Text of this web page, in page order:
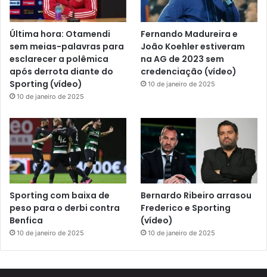
Última hora: Otamendi
sem meias-palavras para
esclarecer a polêmica
após derrota diante do
Sporting (vídeo)
10 de janeiro de 2025
Fernando Madureira e
João Koehler estiveram
na AG de 2023 sem
credenciação (vídeo)
10 de janeiro de 2025
Sporting com baixa de
peso para o derbi contra
Benfica
10 de janeiro de 2025
Bernardo Ribeiro arrasou
Frederico e Sporting
(vídeo)
10 de janeiro de 2025